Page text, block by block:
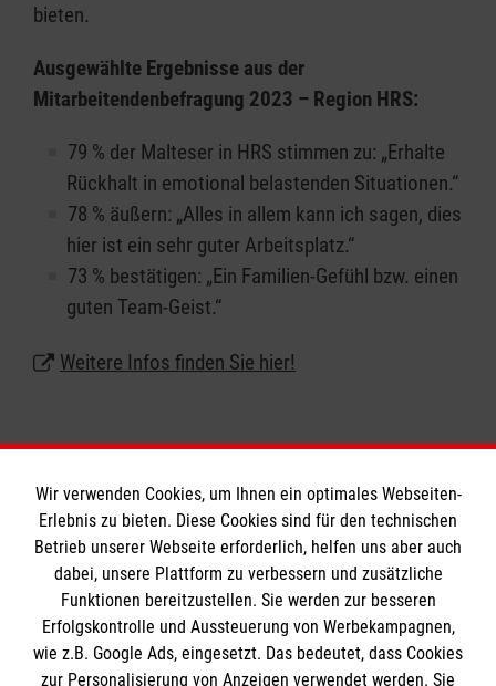
bieten.
Ausgewählte Ergebnisse aus der
Mitarbeitendenbefragung 2023 – Region HRS:
79 % der Malteser in HRS stimmen zu: „Erhalte
Rückhalt in emotional belastenden Situationen.“
78 % äußern: „Alles in allem kann ich sagen, dies
hier ist ein sehr guter Arbeitsplatz.“
73 % bestätigen: „Ein Familien-Gefühl bzw. einen
guten Team-Geist.“
Weitere Infos finden Sie hier!
Informationen
Impressum
Datenschutz
Die Malteser
Wir verwenden Cookies, um Ihnen ein optimales Webseiten-
Erlebnis zu bieten. Diese Cookies sind für den technischen
Betrieb unserer Webseite erforderlich, helfen uns aber auch
dabei, unsere Plattform zu verbessern und zusätzliche
Funktionen bereitzustellen. Sie werden zur besseren
Erfolgskontrolle und Aussteuerung von Werbekampagnen,
wie z.B. Google Ads, eingesetzt. Das bedeutet, dass Cookies
zur Personalisierung von Anzeigen verwendet werden. Sie